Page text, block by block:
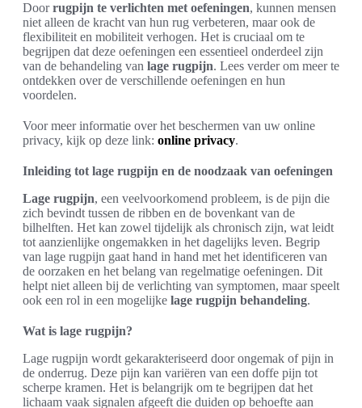
Doorrugpijn te verlichten met oefeningen, kunnen mensen
niet alleen de kracht van hun rug verbeteren, maar ook de
flexibiliteit en mobiliteit verhogen. Het is cruciaal om te
begrijpen dat deze oefeningen een essentieel onderdeel zijn
van de behandeling van lage rugpijn. Lees verder om meer te
ontdekken over de verschillende oefeningen en hun
voordelen.
Voor meer informatie over het beschermen van uw online
privacy, kijk op deze link: online privacy.
Inleiding tot lage rugpijn en de noodzaak van oefeningen
Lage rugpijn, een veelvoorkomend probleem, is de pijn die
zich bevindt tussen de ribben en de bovenkant van de
bilhelften. Het kan zowel tijdelijk als chronisch zijn, wat leidt
tot aanzienlijke ongemakken in het dagelijks leven. Begrip
van lage rugpijn gaat hand in hand met het identificeren van
de oorzaken en het belang van regelmatige oefeningen. Dit
helpt niet alleen bij de verlichting van symptomen, maar speelt
ook een rol in een mogelijke lage rugpijn behandeling.
Wat is lage rugpijn?
Lage rugpijn wordt gekarakteriseerd door ongemak of pijn in
de onderrug. Deze pijn kan variëren van een doffe pijn tot
scherpe kramen. Het is belangrijk om te begrijpen dat het
lichaam vaak signalen afgeeft die duiden op behoefte aan